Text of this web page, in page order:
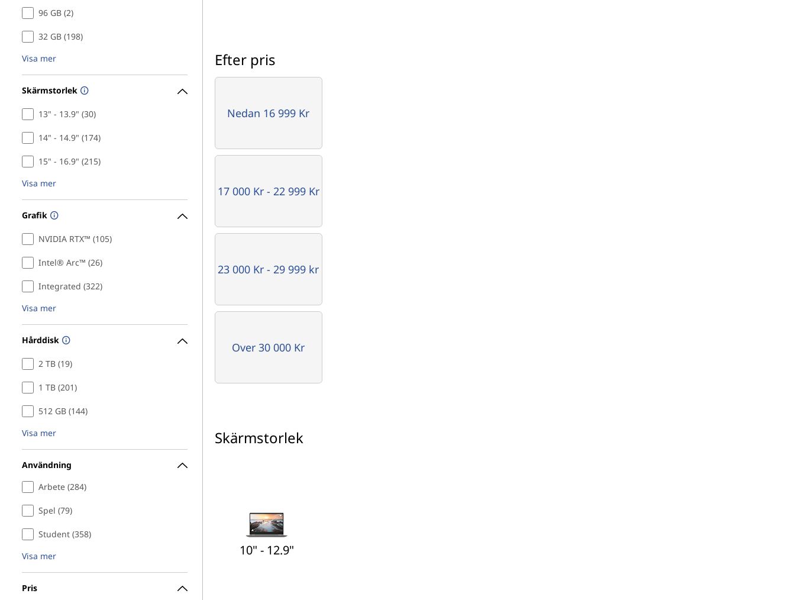
96 GB (2)
32 GB (198)
Visa mer
Skärmstorlek
13" - 13.9" (30)
14" - 14.9" (174)
15" - 16.9" (215)
Visa mer
Grafik
NVIDIA RTX™ (105)
Intel® Arc™ (26)
Integrated (322)
Visa mer
Hårddisk
2 TB (19)
1 TB (201)
512 GB (144)
Visa mer
Användning
Arbete (284)
Spel (79)
Student (358)
Visa mer
Pris
Efter pris
Nedan 16 999 Kr
17 000 Kr - 22 999 Kr
23 000 Kr - 29 999 kr
Over 30 000 Kr
Skärmstorlek
10" - 12.9"